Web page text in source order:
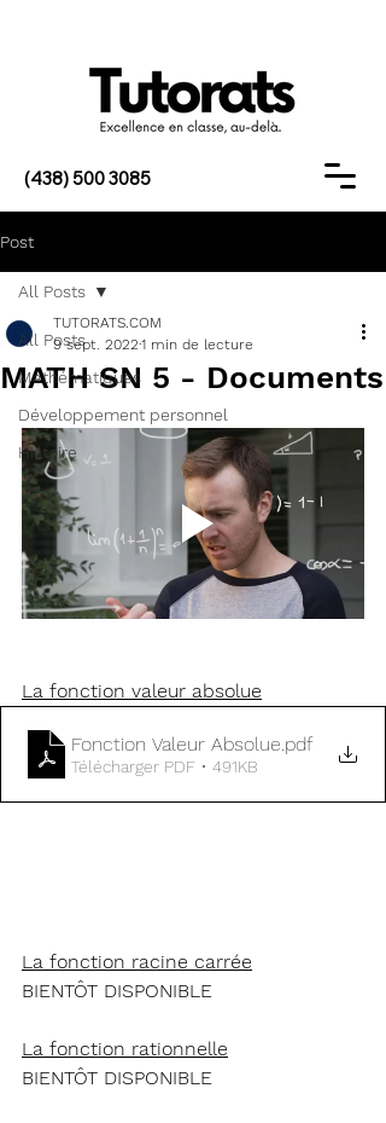
(438) 500 3085
Post
All Posts
Mathématiques
Développement personnel
Histoire
All Posts
MATH SN 5 - Documents
TUTORATS.COM
9 sept. 2022 1 min de lecture
La fonction valeur absolue
Fonction Valeur Absolue .pdf
Télécharger PDF • 491KB
La fonction racine carrée
BIENTÔT DISPONIBLE
La fonction rationnelle
BIENTÔT DISPONIBLE